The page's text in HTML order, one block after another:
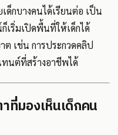
ด็กบางคนได้เรียนต่อ เป็น
เริ่มเปิดพื้นที่ให้เด็กได้
ต เช่น การประกวดคลิป
ทนต์ที่สร้างอาชีพได้
ที่มองเห็นเด็กคน